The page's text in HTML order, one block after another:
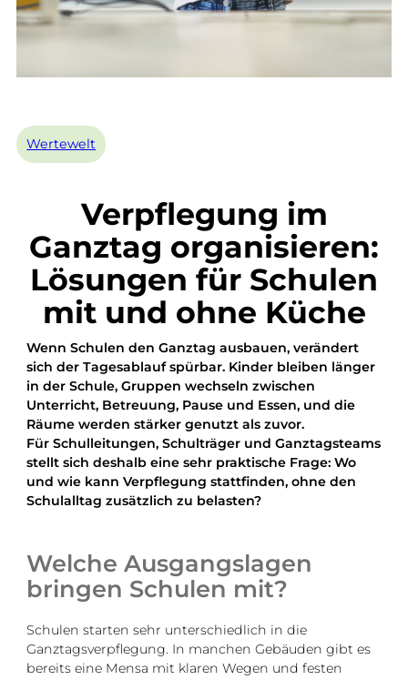
Wertewelt
Verpflegung im
Ganztag organisieren:
Lösungen für Schulen
mit und ohne Küche
Wenn Schulen den Ganztag ausbauen, verändert
sich der Tagesablauf spürbar. Kinder bleiben länger
in der Schule, Gruppen wechseln zwischen
Unterricht, Betreuung, Pause und Essen, und die
Räume werden stärker genutzt als zuvor.
Für Schulleitungen, Schulträger und Ganztagsteams
stellt sich deshalb eine sehr praktische Frage: Wo
und wie kann Verpflegung stattfinden, ohne den
Schulalltag zusätzlich zu belasten?
Welche Ausgangslagen
bringen Schulen mit?
Schulen starten sehr unterschiedlich in die
Ganztagsverpflegung. In manchen Gebäuden gibt es
bereits eine Mensa mit klaren Wegen und festen